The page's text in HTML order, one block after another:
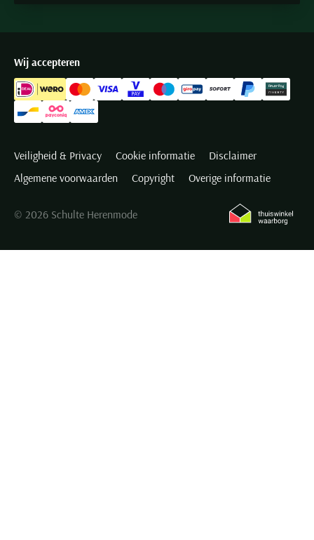
Wij accepteren
Veiligheid & Privacy Cookie informatie
Disclaimer
Algemene voorwaarden
Copyright Overige informatie
© 2026 Schulte Herenmode